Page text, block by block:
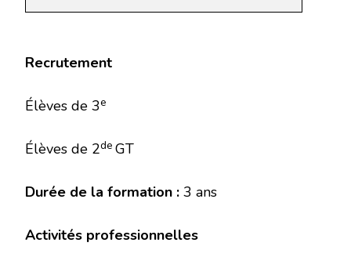
Recrutement
Élèves de 3e
Élèves de 2de GT
Durée de la formation : 3 ans
Activités professionnelles